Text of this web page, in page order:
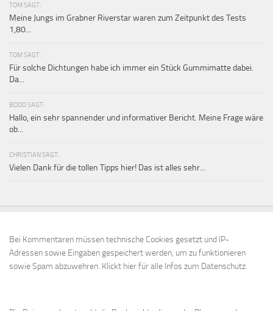
TOM SAGT:
Meine Jungs im Grabner Riverstar waren zum Zeitpunkt des Tests
1,80...
TOM SAGT:
Für solche Dichtungen habe ich immer ein Stück Gummimatte dabei.
Da...
BODO SAGT:
Hallo, ein sehr spannender und informativer Bericht. Meine Frage wäre
ob...
CHRISTIAN SAGT:
Vielen Dank für die tollen Tipps hier! Das ist alles sehr...
Bei Kommentaren müssen technische Cookies gesetzt und IP-
Adressen sowie Eingaben gespeichert werden, um zu funktionieren
sowie Spam abzuwehren. Klickt hier für alle Infos zum Datenschutz.